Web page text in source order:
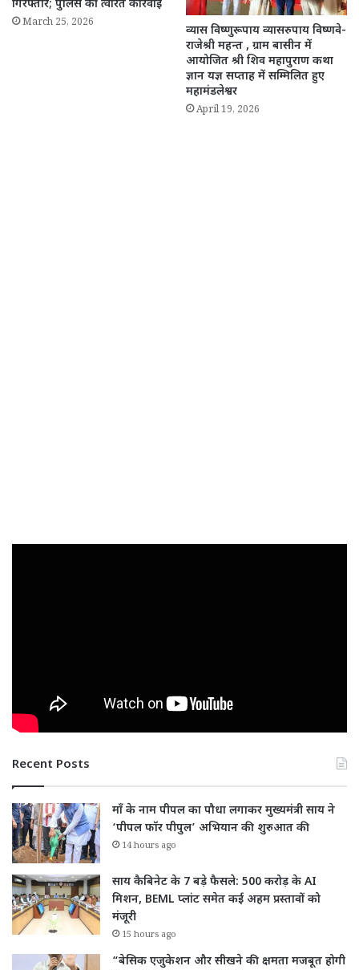
गिरफ्तार; पुलिस की त्वरित कार्रवाई
March 25, 2026
व्यास विष्णुरूपाय व्यासरुपाय विष्णवे-
राजेश्री महन्त , ग्राम बासीन में
आयोजित श्री शिव महापुराण कथा
ज्ञान यज्ञ सप्ताह में सम्मिलित हुए
महामंडलेश्वर
April 19, 2026
Recent Posts
माँ के नाम पीपल का पौधा लगाकर मुख्यमंत्री साय ने
‘पीपल फॉर पीपुल’ अभियान की शुरुआत की
14 hours ago
साय कैबिनेट के 7 बड़े फैसले: 500 करोड़ के AI
मिशन, BEML प्लांट समेत कई अहम प्रस्तावों को
मंजूरी
15 hours ago
“बेसिक एजुकेशन और सीखने की क्षमता मजबूत होगी